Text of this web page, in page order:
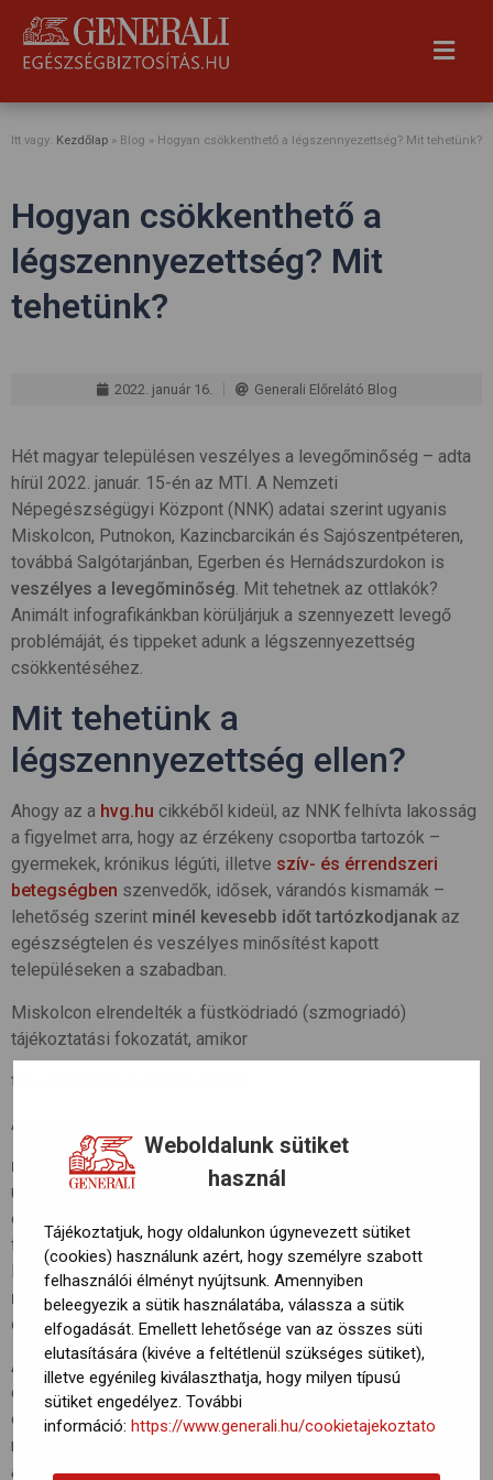
Weboldalunk sütiket
használ
Tájékoztatjuk, hogy oldalunkon úgynevezett sütiket
(cookies) használunk azért, hogy személyre szabott
felhasználói élményt nyújtsunk. Amennyiben
beleegyezik a sütik használatába, válassza a sütik
elfogadását. Emellett lehetősége van az összes süti
elutasítására (kivéve a feltétlenül szükséges sütiket),
illetve egyénileg kiválaszthatja, hogy milyen típusú
sütiket engedélyez. További
információ: https://www.generali.hu/cookietajekoztato
Itt vagy: Kezdőlap » Blog » Hogyan csökkenthető a légszennyezettség? Mit tehetünk?
Hogyan csökkenthető a
légszennyezettség? Mit
tehetünk?
2022. január 16. Generali Előrelátó Blog
Hét magyar településen veszélyes a levegőminőség – adta
hírül 2022. január. 15-én az MTI. A Nemzeti
Népegészségügyi Központ (NNK) adatai szerint ugyanis
Miskolcon, Putnokon, Kazincbarcikán és Sajószentpéteren,
továbbá Salgótarjánban, Egerben és Hernádszurdokon is
veszélyes a levegőminőség. Mit tehetnek az ottlakók?
Animált infografikánkban körüljárjuk a szennyezett levegő
problémáját, és tippeket adunk a légszennyezettség
csökkentéséhez.
Mit tehetünk a
légszennyezettség ellen?
Ahogy az a hvg.hu cikkéből kideül, az NNK felhívta lakosság
a figyelmet arra, hogy az érzékeny csoportba tartozók –
gyermekek, krónikus légúti, illetve szív- és érrendszeri
betegségben szenvedők, idősek, várandós kismamák –
lehetőség szerint minél kevesebb időt tartózkodjanak az
egészségtelen és veszélyes minősítést kapott
településeken a szabadban.
Miskolcon elrendelték a füstködriadó (szmogriadó)
tájékoztatási fokozatát, amikor
tilos bármilyen nyílt téri égetés.
A lakosságtól azt kérik, hogy
ne használjanak személyautót
(főleg a dízelüzeműeket),
utazzanak közösségi közlekedéssel,
és mérsékeljék a szilárd (szén-, fa-) és olajtüzelésű
fűtőberendezések használatát.
Ha van lehetőség gázfűtésre, inkább azt használják,
ne égessenek hulladékot, műanyagokat,
és kerüljék a porképződéssel járó tevékenységeket.
Az Országos Meteorológiai Szolgálat légszennyezettségi
előrejelzésében korábban arra figyelmetetett, hogy az
északkeleti országrészben várhatóan továbbra is rossz
marad a levegő minősége.
átlagban nagy területen meghaladja az egészségügyi